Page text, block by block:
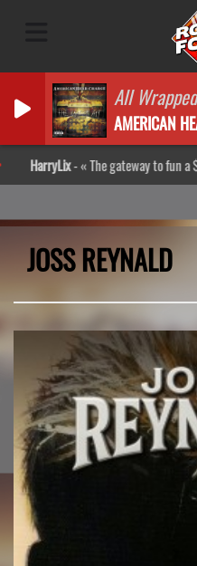
All
AMERICAN
- The gateway to fun a
JOSS REYNALD